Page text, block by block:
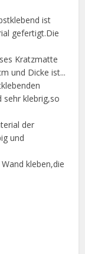
ist
gefertigt.Die
Kratzmatte
und Dicke ist...
sehr klebrig,so
der
und
kleben,die